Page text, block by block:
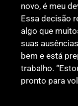
novo, é meu
Essa decisão
algo que
suas
bem e está
trabalho.
pronto para